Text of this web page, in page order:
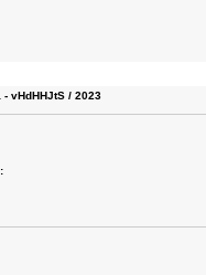
- vHdHHJtS / 2023